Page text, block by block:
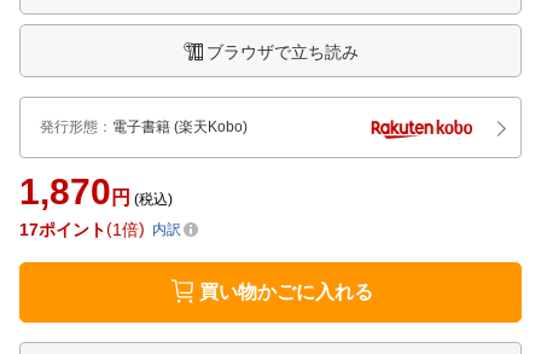
ブラウザで立ち読み
発行形態 ： 電子書籍 (楽天Kobo)
1,870 円 (税込)
17ポイント 1倍 内訳
買い物かごに入れる